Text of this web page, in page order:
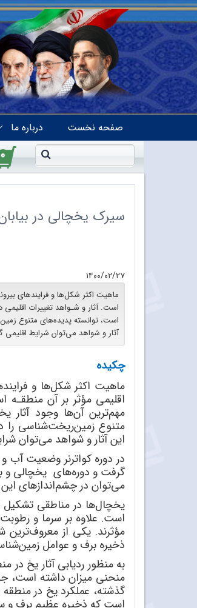
صفحه نخست درباره ما
۰
سیرک یخچالی در
۱۴۰۰/۰۲/۲۷
ماهیت اکثر شکل‌ها و فرایندهای
است، توانسته پدیده‌های متنوع
آثار و شواهد می‌توان شرایط اقلیمی
چکیده
ماهیت اکثر شکل‌ها و
اقلیمی مؤثر بر آن منطقـه
مهم‌ترین آن‌ها وجود آثار
متنوع زمین‌ریخت‌شناسی را
این آثار و شواهد می‌توان
در دوره کواترنر وضعیت آب
گرفت و دوره‌های یخچالی و
می‌توان در چشم‌اندازهای
یخچال‌ها در مناطقی تشکیل
است. علاوه بر سرما و
مؤثرند. یکی از
ذخیره برف و عوامل
به منظور ردیابی آثار یخ
منحنی میزان داشته است،
گذشته، عملکرد یخ در
است که ذخیره عظیم برف و